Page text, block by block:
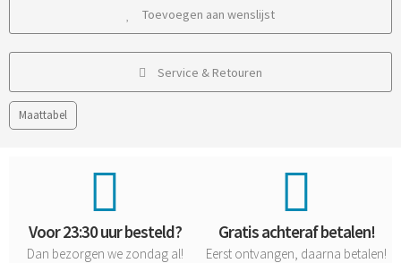
Toevoegen aan wenslijst
Service & Retouren
Maattabel
Voor 23:30 uur besteld?
Dan bezorgen we zondag al!
Gratis achteraf betalen!
Eerst ontvangen, daarna betalen!